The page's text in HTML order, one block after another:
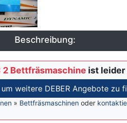
Beschreibung:
2 Bettfräsmaschine ist
weitere DEBER Angebote zu
» Bettfräsmaschinen oder